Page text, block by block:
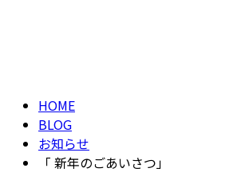
HOME
BLOG
お知らせ
「 新年のごあいさつ」